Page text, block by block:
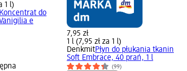
1 l)
Koncentrat do
e
7,95 zł
1 l (7,95 zł za 1 l)
DenkmitPłyn do płukania tkanin
Soft Embrace, 40 prań, 1 l
(99)